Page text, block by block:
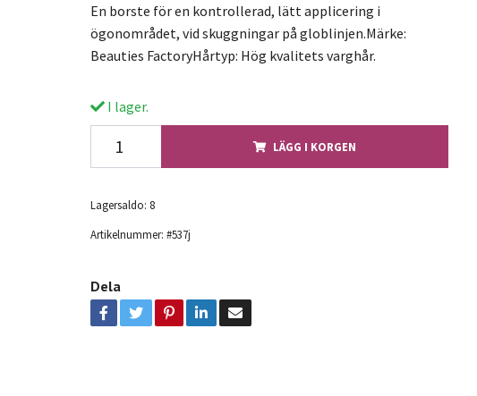
En borste för en kontrollerad, lätt applicering i
ögonområdet, vid skuggningar på globlinjen.Märke:
Beauties FactoryHårtyp: Hög kvalitets varghår.
I lager.
LÄGG I KORGEN
Lagersaldo: 8
Artikelnummer: #537j
Dela